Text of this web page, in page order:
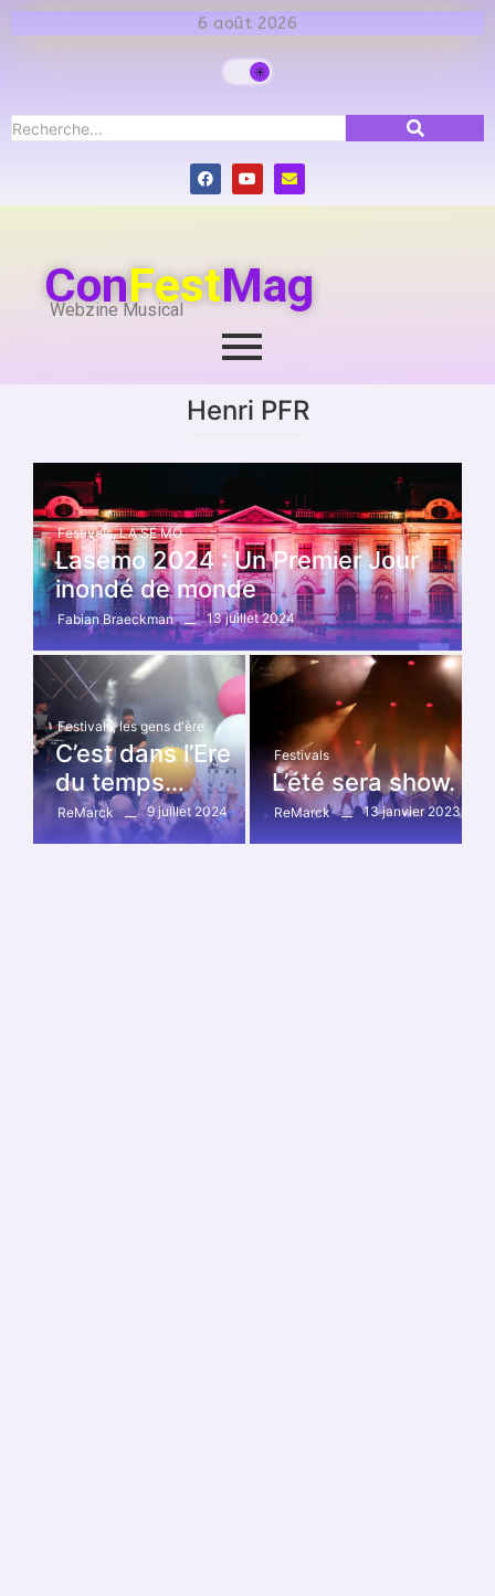
6 août 2026
ConFestMag
Webzine Musical
Henri PFR
Festivals, LA SE MO
Lasemo 2024 : Un Premier Jour
inondé de monde
Fabian Braeckman 13 juillet 2024
Festivals, les gens d'ère
C’est dans l’Ere
du temps…
ReMarck 9 juillet 2024
Festivals
L’été sera show.
ReMarck 13 janvier 2023